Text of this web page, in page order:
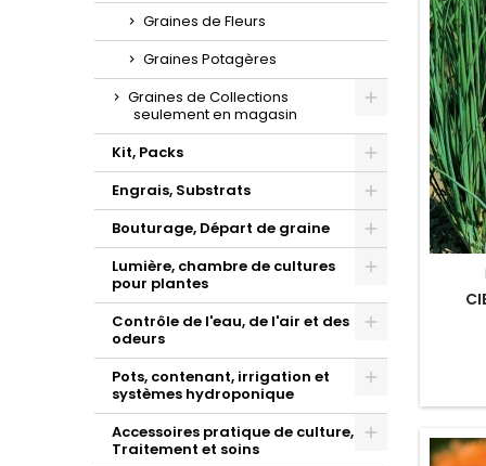
Graines de Fleurs
Graines Potagères
Graines de Collections
seulement en magasin
Toggle
Kit, Packs
Toggle
Engrais, Substrats
Toggle
Bouturage, Départ de graine
Toggle
Lumière, chambre de cultures
pour plantes
Toggle
Contrôle de l'eau, de l'air et des
odeurs
Pots, contenant, irrigation et
systèmes hydroponique
Toggle
Accessoires pratique de culture,
Traitement et soins
Toggle